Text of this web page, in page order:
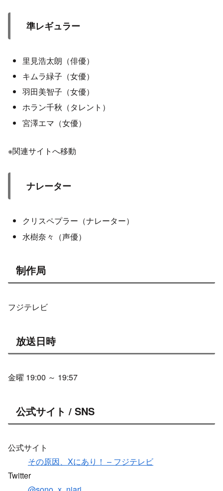
準レギュラー
里見浩太朗（俳優）
キムラ緑子（女優）
羽田美智子（女優）
ホラン千秋（タレント）
宮澤エマ（女優）
※関連サイトへ移動
ナレーター
クリスペプラー（ナレーター）
水樹奈々（声優）
制作局
フジテレビ
放送日時
金曜 19:00 ～ 19:57
公式サイト / SNS
公式サイト
その原因、Xにあり！ – フジテレビ
Twitter